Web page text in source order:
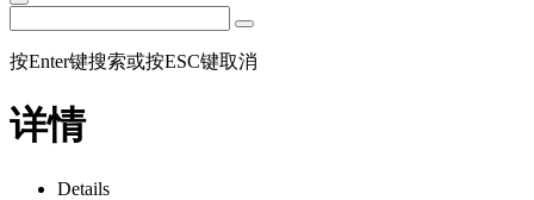
按Enter键搜索或按ESC键取消
详情
Details